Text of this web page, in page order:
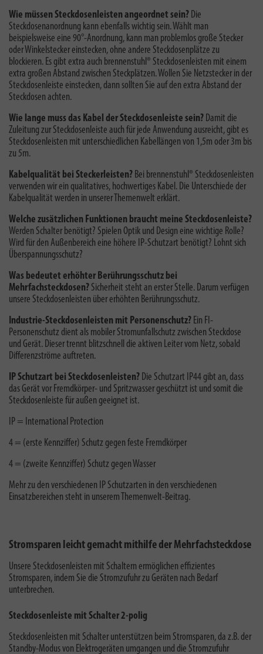
Wie müssen Steckdosenleisten angeordnet sein? Die
Steckdosenanordnung kann ebenfalls wichtig sein. Wählt man
beispielsweise eine 90°-Anordnung, kann man problemlos große Stecker
oder Winkelstecker einstecken, ohne andere Steckdosenplätze zu
blockieren. Es gibt extra auch brennenstuhl® Steckdosenleisten mit einem
extra großen Abstand zwischen Steckplätzen. Wollen Sie Netzstecker in der
Steckdosenleiste einstecken, dann sollten Sie auf den extra Abstand der
Steckdosen achten.
Wie lange muss das Kabel der Steckdosenleiste sein? Damit die
Zuleitung zur Steckdosenleiste auch für jede Anwendung ausreicht, gibt es
Steckdosenleisten mit unterschiedlichen Kabellängen von 1,5m oder 3m bis
zu 5m.
Kabelqualität bei Steckerleisten? Bei brennenstuhl® Steckdosenleisten
verwenden wir ein qualitatives, hochwertiges Kabel. Die Unterschiede der
Kabelqualität werden in unserer Themenwelt erklärt.
Welche zusätzlichen Funktionen braucht meine Steckdosenleiste?
Werden Schalter benötigt? Spielen Optik und Design eine wichtige Rolle?
Wird für den Außenbereich eine höhere IP-Schutzart benötigt? Lohnt sich
Überspannungsschutz?
Was bedeutet erhöhter Berührungsschutz bei
Mehrfachsteckdosen? Sicherheit steht an erster Stelle. Darum verfügen
unsere Steckdosenleisten über erhöhten Berührungsschutz.
Industrie-Steckdosenleisten mit Personenschutz? Ein FI-
Personenschutz dient als mobiler Stromunfallschutz zwischen Steckdose
und Gerät. Dieser trennt blitzschnell die aktiven Leiter vom Netz, sobald
Differenzströme auftreten.
IP Schutzart bei Steckdosenleisten? Die Schutzart IP44 gibt an, dass
das Gerät vor Fremdkörper- und Spritzwasser geschützt ist und somit die
Steckdosenleiste für außen geeignet ist.
IP = International Protection
4 = (erste Kennziffer) Schutz gegen feste Fremdkörper
4 = (zweite Kennziffer) Schutz gegen Wasser
Mehr zu den verschiedenen IP Schutzarten in den verschiedenen
Einsatzbereichen steht in unserem Themenwelt-Beitrag.
Stromsparen leicht gemacht mithilfe der Mehrfachsteckdose
Unsere Steckdosenleisten mit Schaltern ermöglichen effizientes
Stromsparen, indem Sie die Stromzufuhr zu Geräten nach Bedarf
unterbrechen.
Steckdosenleiste mit Schalter 2-polig
Steckdosenleisten mit Schalter unterstützen beim Stromsparen, da z.B. der
Standby-Modus von Elektrogeräten umgangen und die Stromzufuhr